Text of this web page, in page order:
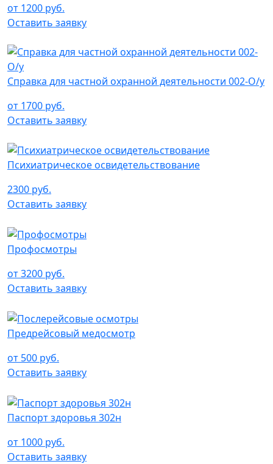
от 1200 руб.
Оставить заявку
Справка для частной охранной деятельности 002-О/у
от 1700 руб.
Оставить заявку
Психиатрическое освидетельствование
2300 руб.
Оставить заявку
Профосмотры
от 3200 руб.
Оставить заявку
Предрейсовый медосмотр
от 500 руб.
Оставить заявку
Паспорт здоровья 302н
от 1000 руб.
Оставить заявку